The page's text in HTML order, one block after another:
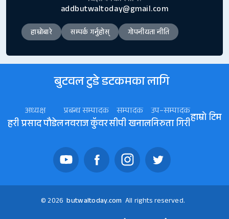
addbutwaltoday@gmail.com
हाम्रोबारे सम्पर्क गर्नुहोस् गोपनीयता नीति
बुटवल टुडे डटकमका लागि
अध्यक्ष
हरी प्रसाद पौडेल
प्रबन्ध सम्पादक
नवराज कॅुवर
सम्पादक
सीपी खनाल
उप–सम्पादक
निरुता गिरीहाम्रो टिम
© 2026 butwaltoday.com All rights reserved.